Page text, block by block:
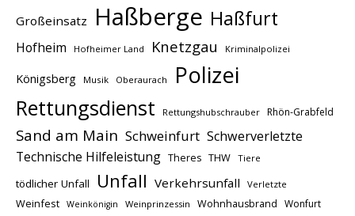
Großeinsatz Haßberge Haßfurt
Hofheim Hofheimer Land Knetzgau Kriminalpolizei
Königsberg Musik Oberaurach Polizei
Rettungsdienst Rettungshubschrauber Rhön-Grabfeld
Sand am Main Schweinfurt Schwerverletzte
Technische Hilfeleistung Theres THW Tiere
tödlicher Unfall Unfall Verkehrsunfall Verletzte
Weinfest Weinkönigin Weinprinzessin Wohnhausbrand Wonfurt